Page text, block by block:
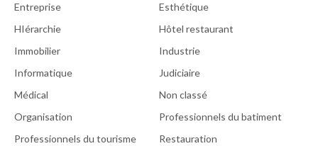
Entreprise
Esthétique
HIérarchie
Hôtel restaurant
Immobilier
Industrie
Informatique
Judiciaire
Médical
Non classé
Organisation
Professionnels du batiment
Professionnels du tourisme
Restauration